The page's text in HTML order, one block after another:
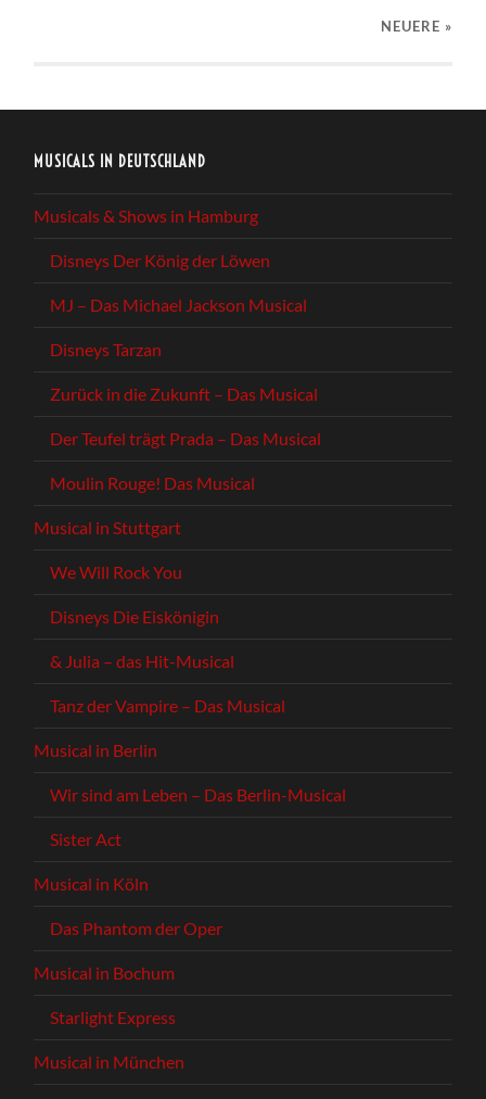
NEUERE »
MUSICALS IN DEUTSCHLAND
Musicals & Shows in Hamburg
Disneys Der König der Löwen
MJ – Das Michael Jackson Musical
Disneys Tarzan
Zurück in die Zukunft – Das Musical
Der Teufel trägt Prada – Das Musical
Moulin Rouge! Das Musical
Musical in Stuttgart
We Will Rock You
Disneys Die Eiskönigin
& Julia – das Hit-Musical
Tanz der Vampire – Das Musical
Musical in Berlin
Wir sind am Leben – Das Berlin-Musical
Sister Act
Musical in Köln
Das Phantom der Oper
Musical in Bochum
Starlight Express
Musical in München